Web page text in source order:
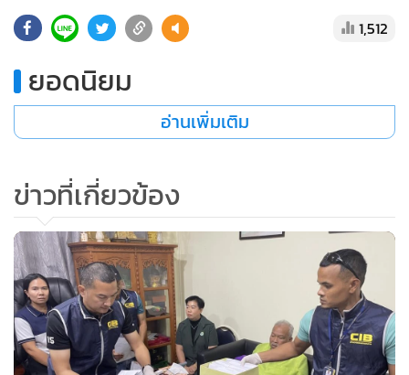
การได้ไปขอใบอนุญาตการเปลี่ยนแปลงการใช้อาคารการ
เปลี่ยนแปลงการใช้อาคาร ตาม พ.ร.บ.ควบคุมอาคารฯ แต่ถูกผู้
บริหารของ อบต.บางปลา เรียกเงินตารางเมตรละ 30 บาท รวม
เป็นเงิน 3.6 แสนบาท ถือว่าเป็นการกระทำที่ไม่ถูกต้องและไม่
เป็นธรรมต่อผู้เสียหาย จึงได้นำหลักฐานที่เป็นภาพบันทึกเสียงวีดิ
โอ การเรียกรับเงินดังกล่าว มายื่นต่อเจ้าหน้าที่ตำรวจ บก.ปปป.
ทุกข์เรื่องดังกล่าวไว้ดำเนินการสืบสวนสอบแล้ว พบว่า มีพยาน
หลักฐานชัดเจนเพียงพอจึงขออนุมัติหมายจับต่อศาลอาญาทุจริต
ภาค 1
ต่อมาเมื่อ เวลาประมาณ 11.00 น. วันนี้ (8 พ.ย.) เจ้าหน้าที่
ตำรวจ บก.ปปป. ได้ร่วมกับ ป.ป.ช. และ ป.ป.ท. นำกำลังเข้า
จับกุมตัว นายชนินทร์ นายกองค์การบริหารส่วนตำบลบางปลา
1,512
ยอดนิยม
อ่านเพิ่มเติม
ข่าวที่เกี่ยวข้อง